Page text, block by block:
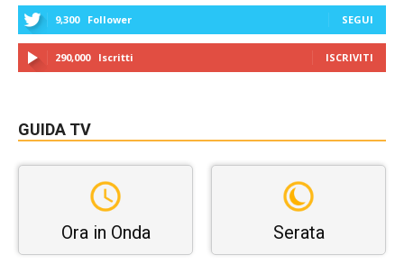
9,300 Follower SEGUI
290,000 Iscritti ISCRIVITI
GUIDA TV
Ora in Onda Serata